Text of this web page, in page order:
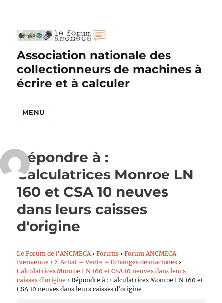
Association nationale des
collectionneurs de machines à
écrire et à calculer
MENU
Répondre à :
Calculatrices Monroe LN
160 et CSA 10 neuves
dans leurs caisses
d'origine
Le Forum de l’ANCMECA › Forums › Forum ANCMECA –
Bienvenue › 2. Achat – Vente – Echanges de machines ›
Calculatrices Monroe LN 160 et CSA 10 neuves dans leurs
caisses d'origine › Répondre à : Calculatrices Monroe LN 160 et
CSA 10 neuves dans leurs caisses d'origine